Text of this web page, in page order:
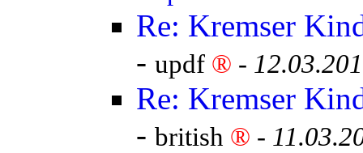
Re: Kremser
- updf ® -
Re: Kremser
- british ® -